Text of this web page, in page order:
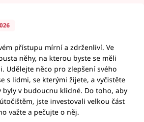
přístupu mírní a zdrženliví. Ve
něhy, na kterou byste se měli
Udělejte něco pro zlepšení svého
s lidmi, se kterými žijete, a vyčistěte
byly v budoucnu klidné. Do toho, aby
jste investovali velkou část
važte a pečujte o něj.